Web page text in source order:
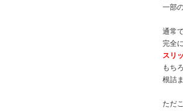
一部
通常
完全
スリ
もち
根詰
ただ